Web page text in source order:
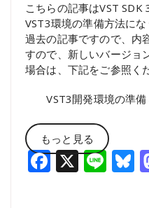
こちらの記事はVST
VST3環境の準備方法にな
過去の記事ですので、内
すので、新しいバージョ
場合は、下記をご参照く
VST3開発環境の準
もっと見る
X